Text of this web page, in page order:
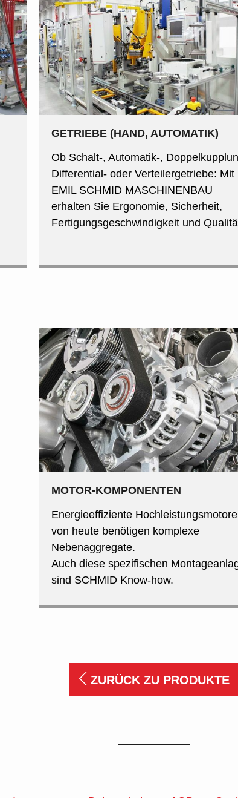
GETRIEBE (HAND, AUTOMATIK)
Ob Schalt-, Automatik-,
Differential- oder Verteilergetriebe: Mit
EMIL SCHMID MASCHINENBAU
erhalten Sie Ergonomie, Sicherheit,
Fertigungsgeschwindigkeit und
MOTOR-KOMPONENTEN
Energieeffiziente
von heute benötigen komplexe
Nebenaggregate.
Auch diese spezifischen
sind SCHMID Know-how.
ZURÜCK ZU PRODUKTE